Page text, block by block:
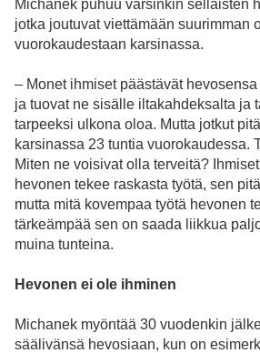
Michanek puhuu varsinkin sellaisten
jotka joutuvat viettämään suurimman
vuorokaudestaan karsinassa.
– Monet ihmiset päästävät
ja tuovat ne sisälle iltakahdeksalta ja
tarpeeksi ulkona oloa. Mutta jotkut
karsinassa 23 tuntia vuorokaudessa.
Miten ne voisivat olla terveitä?
hevonen tekee raskasta työtä, sen
mutta mitä kovempaa työtä hevonen
tärkeämpää sen on saada liikkua
muina tunteina.
Hevonen ei ole ihminen
Michanek myöntää 30 vuodenkin
säälivänsä hevosiaan, kun on